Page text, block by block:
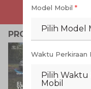
PROMO TERKAIT
Model Mobil *
Pilih Model
Waktu Perkiraan
Pilih Waktu
Mobil